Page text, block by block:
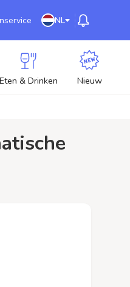
NL
Eten & Drinken Nieuw